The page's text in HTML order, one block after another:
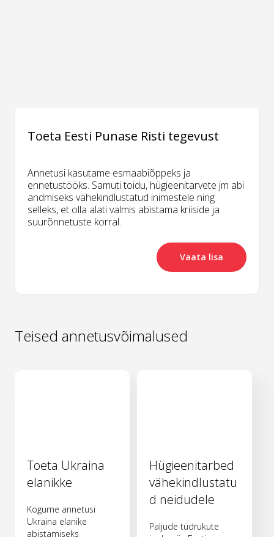
Toeta Eesti Punase Risti tegevust
Annetusi kasutame esmaabiõppeks ja
ennetustööks. Samuti toidu, hügieenitarvete jm abi
andmiseks vähekindlustatud inimestele ning
selleks, et olla alati valmis abistama kriiside ja
suurõnnetuste korral.
Vaata lisa
Teised annetusvõimalused
Toeta Ukraina
elanikke
Kogume annetusi
Ukraina elanike
abistamiseks
Hügieenitarbed
vähekindlustatu
d neidudele
Paljude tüdrukute